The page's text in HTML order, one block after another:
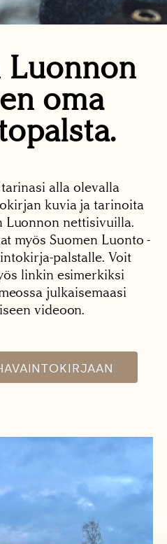
Luonnon
oma
alla olevalla
kuvia ja tarinoita
Luonnon nettisivuilla.
myös Suomen Luonto -
palstalle. Voit
linkin esimerkiksi
julkaisemaasi
videoon.